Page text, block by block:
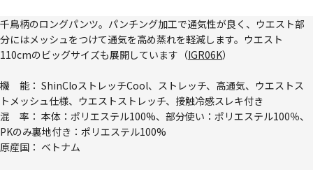
千鳥柄のロングパンツ。パンチング加工で通気性が良く、ウエスト部
分にはメッシュをつけて通気を高め蒸れを軽減します。ウエスト
110cmのビッグサイズも展開しています（IGR06K）
機 能： ShinCloストレッチCool、ストレッチ、高通気、ウエストス
トメッシュ仕様、ウエストストレッチ、接触冷感スレキ付き
混 率： 本体：ポリエステル100%、部分使い：ポリエステル100％、
PKのみ裏地付き：ポリエステル100%
原産国： ベトナム